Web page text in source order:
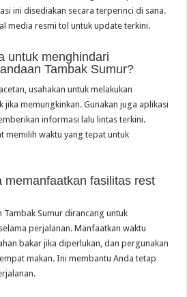
ini disediakan secara terperinci di sana.
media resmi tol untuk update terkini.
untuk menghindari
Tambak Sumur?
usahakan untuk melakukan
memungkinkan. Gunakan juga aplikasi
informasi lalu lintas terkini.
memilih waktu yang tepat untuk
memanfaatkan fasilitas rest
Tambak Sumur dirancang untuk
perjalanan. Manfaatkan waktu
bakar jika diperlukan, dan pergunakan
makan. Ini membantu Anda tetap